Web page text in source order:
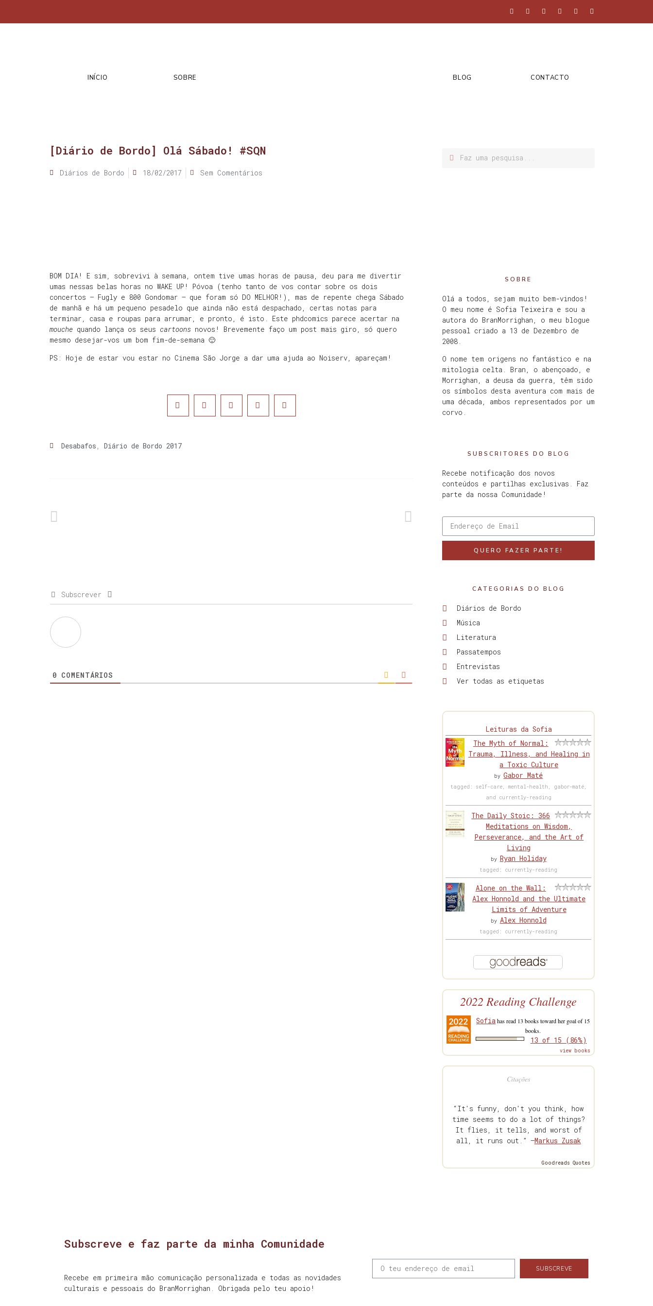
INÍCIO SOBRE BLOG CONTACTO
[Diário de Bordo] Olá Sábado! #SQN
Diários de Bordo 18/02/2017 Sem Comentários
BOM DIA! E sim, sobrevivi à semana, ontem tive umas horas de pausa, deu para me divertir
umas nessas belas horas no WAKE UP! Póvoa (tenho tanto de vos contar sobre os dois
concertos – Fugly e 800 Gondomar – que foram só DO MELHOR!), mas de repente chega Sábado
de manhã e há um pequeno pesadelo que ainda não está despachado, certas notas para
terminar, casa e roupas para arrumar, e pronto, é isto. Este phdcomics parece acertar na
mouche quando lança os seus cartoons novos! Brevemente faço um post mais giro, só quero
mesmo desejar-vos um bom fim-de-semana 🙂
PS: Hoje de estar vou estar no Cinema São Jorge a dar uma ajuda ao Noiserv, apareçam!
Desabafos , Diário de Bordo 2017
Subscrever
0 COMENTÁRIOS
SOBRE
Olá a todos, sejam muito bem-vindos!
O meu nome é Sofia Teixeira e sou a
autora do BranMorrighan, o meu blogue
pessoal criado a 13 de Dezembro de
2008.
O nome tem origens no fantástico e na
mitologia celta. Bran, o abençoado, e
Morrighan, a deusa da guerra, têm sido
os símbolos desta aventura com mais de
uma década, ambos representados por um
corvo.
SUBSCRITORES DO BLOG
Recebe notificação dos novos
conteúdos e partilhas exclusivas. Faz
parte da nossa Comunidade!
QUERO FAZER PARTE!
CATEGORIAS DO BLOG
Diários de Bordo
Música
Literatura
Passatempos
Entrevistas
Ver todas as etiquetas
Leituras da Sofia
The Myth of Normal:
Trauma, Illness, and Healing in
a Toxic Culture
byGabor Maté
tagged: self-care, mental-health, gabor-maté,
and currently-reading
The Daily Stoic: 366
Meditations on Wisdom,
Perseverance, and the Art of
Living
by Ryan Holiday
tagged: currently-reading
Alone on the Wall:
Alex Honnold and the Ultimate
Limits of Adventure
by Alex Honnold
tagged: currently-reading
2022 Reading Challenge
Sofiahas read 13 books toward her goal of 15
books.
13 of 15 (86%)
view books
Citações
“It's funny, don't you think, how
time seems to do a lot of things?
It flies, it tells, and worst of
all, it runs out.” —Markus Zusak
Goodreads Quotes
Subscreve e faz parte da minha Comunidade
Recebe em primeira mão comunicação personalizada e todas as novidades
culturais e pessoais do BranMorrighan. Obrigada pelo teu apoio!
SUBSCREVE